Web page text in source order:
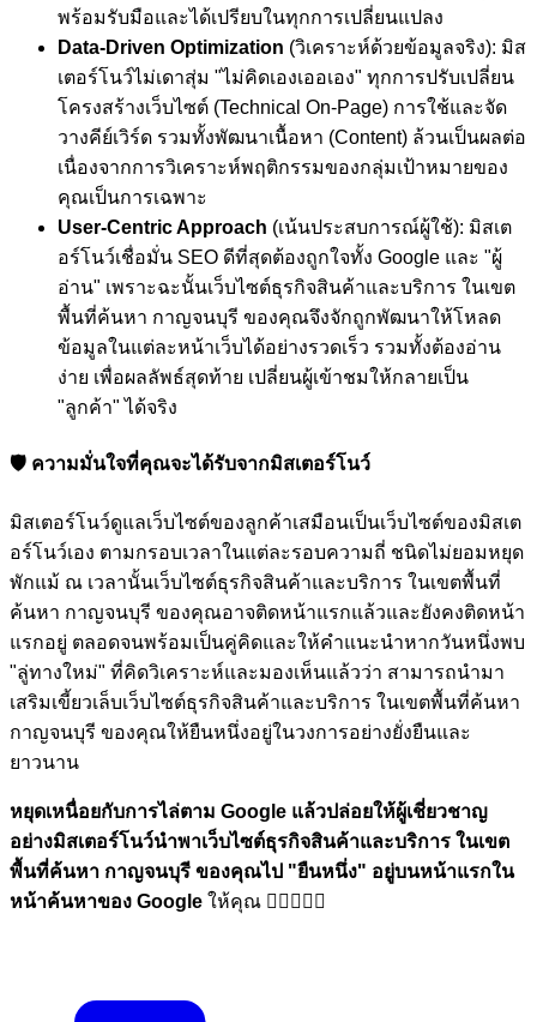
พร้อมรับมือและได้เปรียบในทุกการเปลี่ยนแปลง
Data-Driven Optimization (วิเคราะห์ด้วยข้อมูลจริง): มิส
เตอร์โนว์ไม่เดาสุ่ม "ไม่คิดเองเออเอง" ทุกการปรับเปลี่ยน
โครงสร้างเว็บไซต์ (Technical On-Page) การใช้และจัด
วางคีย์เวิร์ด รวมทั้งพัฒนาเนื้อหา (Content) ล้วนเป็นผลต่อ
เนื่องจากการวิเคราะห์พฤติกรรมของกลุ่มเป้าหมายของ
คุณเป็นการเฉพาะ
User-Centric Approach (เน้นประสบการณ์ผู้ใช้): มิสเต
อร์โนว์เชื่อมั่น SEO ดีที่สุดต้องถูกใจทั้ง Google และ "ผู้
อ่าน" เพราะฉะนั้นเว็บไซต์ธุรกิจสินค้าและบริการ ในเขต
พื้นที่ค้นหา กาญจนบุรี ของคุณจึงจักถูกพัฒนาให้โหลด
ข้อมูลในแต่ละหน้าเว็บได้อย่างรวดเร็ว รวมทั้งต้องอ่าน
ง่าย เพื่อผลลัพธ์สุดท้าย เปลี่ยนผู้เข้าชมให้กลายเป็น
"ลูกค้า" ได้จริง
🛡️ ความมั่นใจที่คุณจะได้รับจากมิสเตอร์โนว์
มิสเตอร์โนว์ดูแลเว็บไซต์ของลูกค้าเสมือนเป็นเว็บไซต์ของมิสเต
อร์โนว์เอง ตามกรอบเวลาในแต่ละรอบความถี่ ชนิดไม่ยอมหยุด
พักแม้ ณ เวลานั้นเว็บไซต์ธุรกิจสินค้าและบริการ ในเขตพื้นที่
ค้นหา กาญจนบุรี ของคุณอาจติดหน้าแรกแล้วและยังคงติดหน้า
แรกอยู่ ตลอดจนพร้อมเป็นคู่คิดและให้คำแนะนำหากวันหนึ่งพบ
"ลู่ทางใหม่" ที่คิดวิเคราะห์และมองเห็นแล้วว่า สามารถนำมา
เสริมเขี้ยวเล็บเว็บไซต์ธุรกิจสินค้าและบริการ ในเขตพื้นที่ค้นหา
กาญจนบุรี ของคุณให้ยืนหนึ่งอยู่ในวงการอย่างยั่งยืนและ
ยาวนาน
หยุดเหนื่อยกับการไล่ตาม Google แล้วปล่อยให้ผู้เชี่ยวชาญ
อย่างมิสเตอร์โนว์นำพาเว็บไซต์ธุรกิจสินค้าและบริการ ในเขต
พื้นที่ค้นหา กาญจนบุรี ของคุณไป "ยืนหนึ่ง" อยู่บนหน้าแรกใน
หน้าค้นหาของ Google ให้คุณ 🏋🏼💪🏼🎉